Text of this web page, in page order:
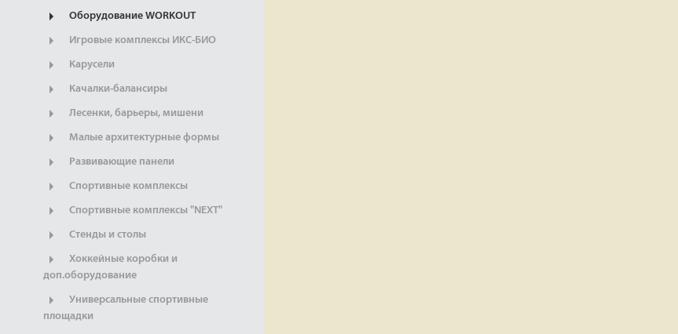
Оборудование WORKOUT
Игровые комплексы ИКС-БИО
Карусели
Качалки-балансиры
Лесенки, барьеры, мишени
Малые архитектурные формы
Развивающие панели
Спортивные комплексы
Спортивные комплексы "NEXT"
Стенды и столы
Хоккейные коробки и
доп.оборудование
Универсальные спортивные
площадки